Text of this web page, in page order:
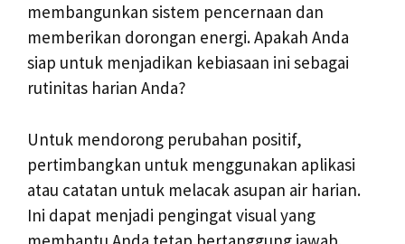
membangunkan sistem pencernaan dan
memberikan dorongan energi. Apakah Anda
siap untuk menjadikan kebiasaan ini sebagai
rutinitas harian Anda?
Untuk mendorong perubahan positif,
pertimbangkan untuk menggunakan aplikasi
atau catatan untuk melacak asupan air harian.
Ini dapat menjadi pengingat visual yang